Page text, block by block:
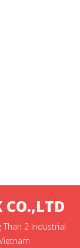
CO.,LTD
Than 2 Industrial